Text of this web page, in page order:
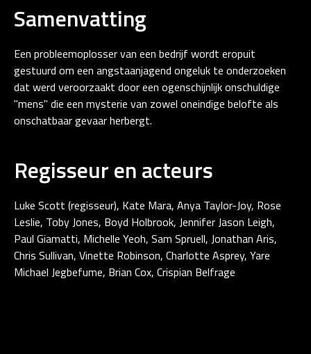
Samenvatting
Een probleemoplosser van een bedrijf wordt eropuit
gestuurd om een angstaanjagend ongeluk te onderzoeken
dat werd veroorzaakt door een ogenschijnlijk onschuldige
"mens" die een mysterie van zowel oneindige belofte als
onschatbaar gevaar herbergt.
Regisseur en acteurs
Luke Scott (regisseur), Kate Mara, Anya Taylor-Joy, Rose
Leslie, Toby Jones, Boyd Holbrook, Jennifer Jason Leigh,
Paul Giamatti, Michelle Yeoh, Sam Spruell, Jonathan Aris,
Chris Sullivan, Vinette Robinson, Charlotte Asprey, Yare
Michael Jegbefume, Brian Cox, Crispian Belfrage